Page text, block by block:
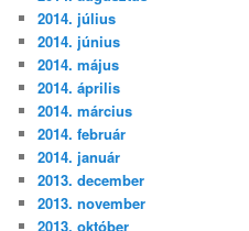
2014. július
2014. június
2014. május
2014. április
2014. március
2014. február
2014. január
2013. december
2013. november
2013. október